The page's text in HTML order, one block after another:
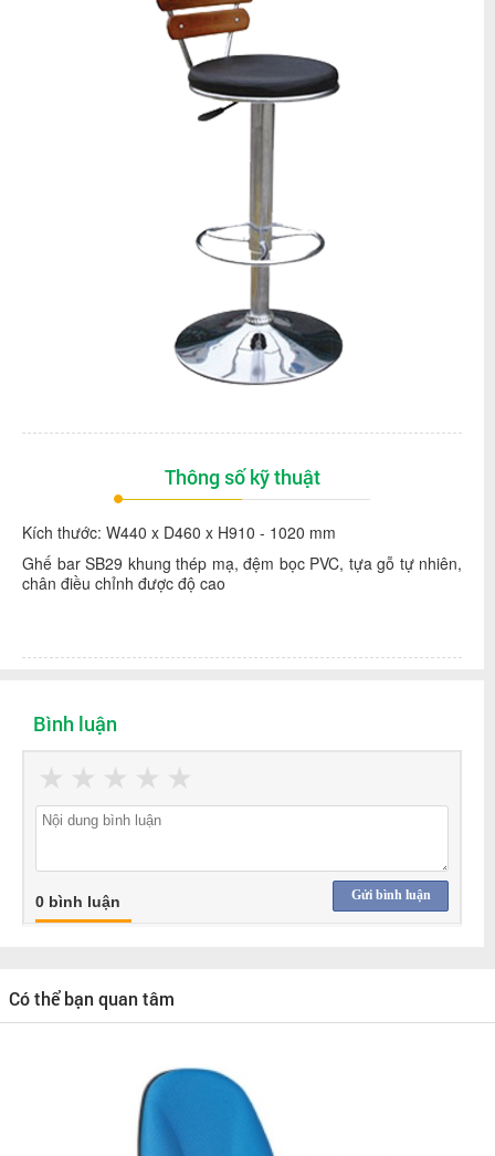
Thông số kỹ thuật
Kích thước: W440 x D460 x H910 - 1020 mm
Ghế bar SB29 khung thép mạ, đệm bọc PVC, tựa gỗ tự nhiên,
chân điều chỉnh được độ cao
Bình luận
★
★
★
★
★
Gửi bình luận
0 bình luận
Có thể bạn quan tâm